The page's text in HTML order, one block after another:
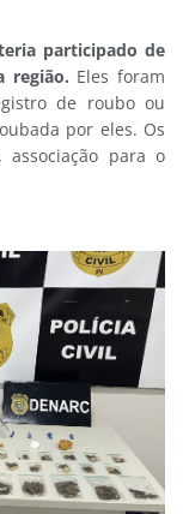
participado de
região. Eles foram
de roubo ou
por eles. Os
para o